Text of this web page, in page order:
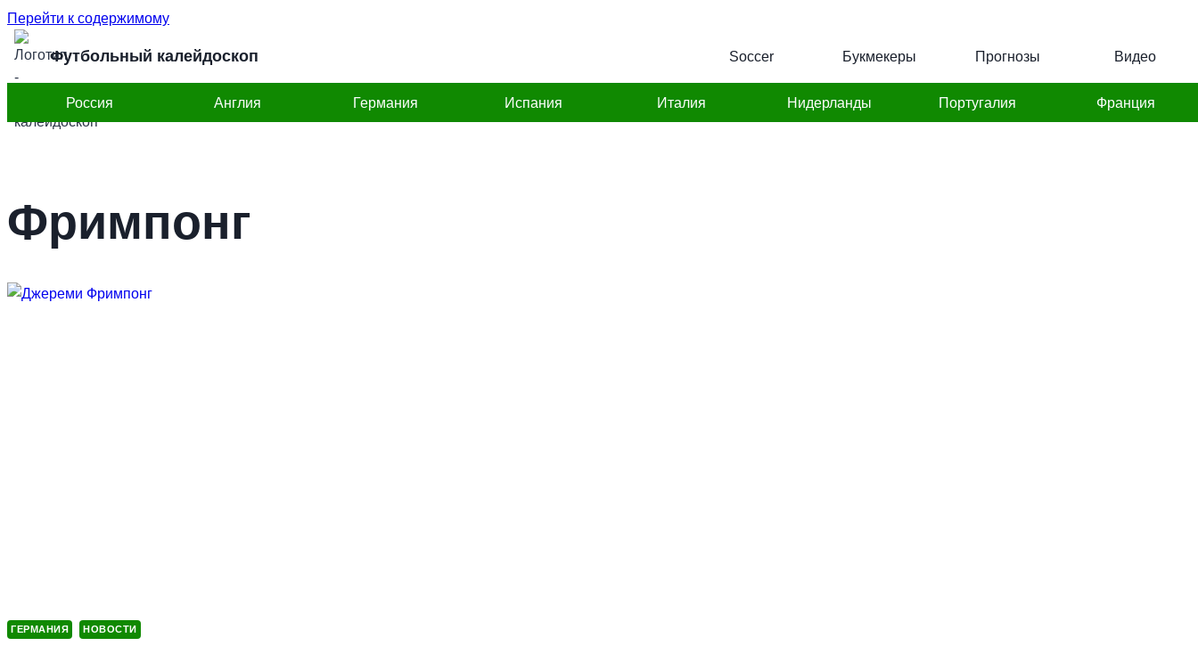
Перейти к содержимому
Футбольный калейдоскоп Soccer Букмекеры Прогнозы Видео
Россия Англия Германия Испания Италия Нидерланды Португалия Франция
Фримпонг
ГЕРМАНИЯ НОВОСТИ